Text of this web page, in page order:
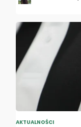
AKTUALNOŚCI